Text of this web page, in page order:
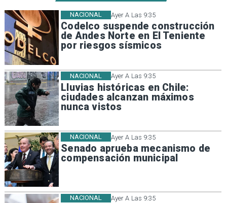
Ayer A Las 9:35
Codelco suspende construcción
de Andes Norte en El Teniente
por riesgos sísmicos
NACIONAL
Ayer A Las 9:35
Lluvias históricas en Chile:
ciudades alcanzan máximos
nunca vistos
NACIONAL
Ayer A Las 9:35
Senado aprueba mecanismo de
compensación municipal
NACIONAL
Ayer A Las 9:35
NACIONAL